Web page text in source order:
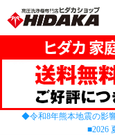
◆令和8年熊本地震の影
■2026